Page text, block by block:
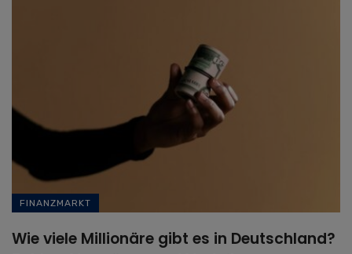
FINANZMARKT
Wie viele Millionäre gibt es in Deutschland?